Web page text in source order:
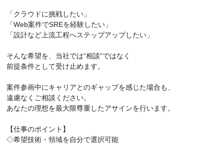
「クラウドに挑戦したい」
「Web案件でSREを経験したい」
「設計など上流工程へステップアップしたい」
そんな希望を、当社では“相談”ではなく
前提条件として受け止めます。
案件参画中にキャリアとのギャップを感じた場合も、
遠慮なくご相談ください。
あなたの理想を最大限尊重したアサインを行います。
【仕事のポイント】
◇希望技術・領域を自分で選択可能